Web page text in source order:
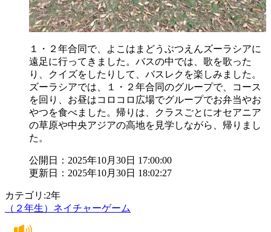
１・２年合同で、よこはまどうぶつえんズーラシアに
遠足に行ってきました。バスの中では、歌を歌った
り、クイズをしたりして、バスレクを楽しみました。
ズーラシアでは、１・２年合同のグループで、コース
を回り、お昼はコロコロ広場でグループでお弁当やお
やつを食べました。帰りは、クラスごとにオセアニア
の草原や中央アジアの高地を見学しながら、帰りまし
た。
公開日：2025年10月30日 17:00:00
更新日：2025年10月30日 18:02:27
カテゴリ:2年
（２年生）ネイチャーゲーム